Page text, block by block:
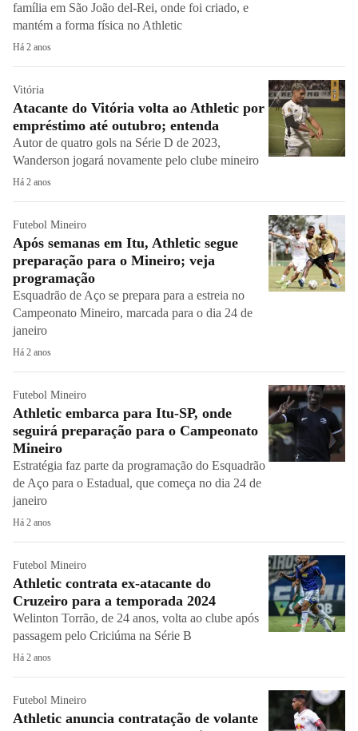
família em São João del-Rei, onde foi criado, e
mantém a forma física no Athletic
Há 2 anos
Vitória
Atacante do Vitória volta ao Athletic por
empréstimo até outubro; entenda
Autor de quatro gols na Série D de 2023,
Wanderson jogará novamente pelo clube mineiro
Há 2 anos
Futebol Mineiro
Após semanas em Itu, Athletic segue
preparação para o Mineiro; veja
programação
Esquadrão de Aço se prepara para a estreia no
Campeonato Mineiro, marcada para o dia 24 de
janeiro
Há 2 anos
Futebol Mineiro
Athletic embarca para Itu-SP, onde
seguirá preparação para o Campeonato
Mineiro
Estratégia faz parte da programação do Esquadrão
de Aço para o Estadual, que começa no dia 24 de
janeiro
Há 2 anos
Futebol Mineiro
Athletic contrata ex-atacante do
Cruzeiro para a temporada 2024
Welinton Torrão, de 24 anos, volta ao clube após
passagem pelo Criciúma na Série B
Há 2 anos
Futebol Mineiro
Athletic anuncia contratação de volante